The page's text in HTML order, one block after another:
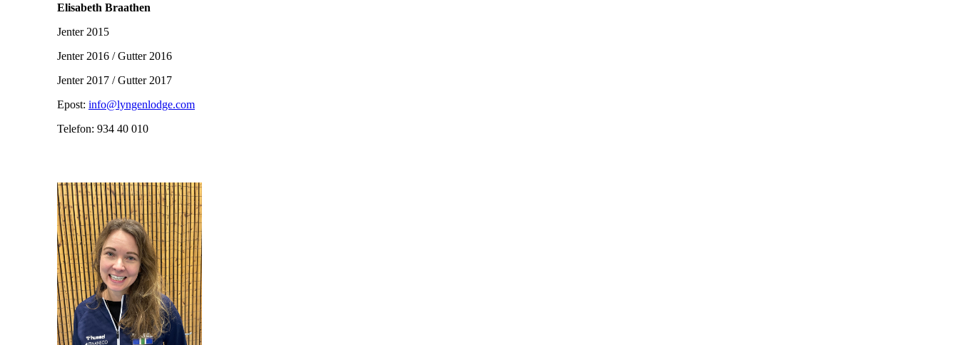
Elisabeth Braathen
Jenter 2015
Jenter 2016 / Gutter 2016
Jenter 2017 / Gutter 2017
Epost: info@lyngenlodge.com
Telefon: 934 40 010